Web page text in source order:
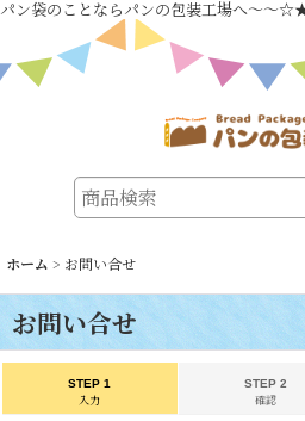
パン袋のことならパンの包装工場へ～～
ホーム > お問い合せ
お問い合せ
STEP 1
入力
STEP 2
確認